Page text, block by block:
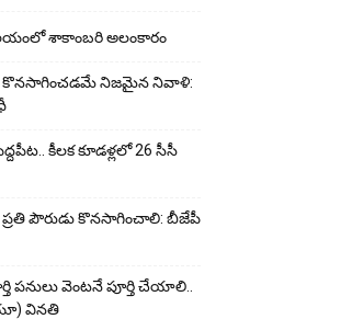
శాకాంబరి అలంకారం
నిజమైన నివాళి:
కీలక కూడళ్లలో 26 సీసీ
పౌరుడు కొనసాగించాలి: బీజేపీ
పనులు వెంటనే పూర్తి చేయాలి..
వినతి